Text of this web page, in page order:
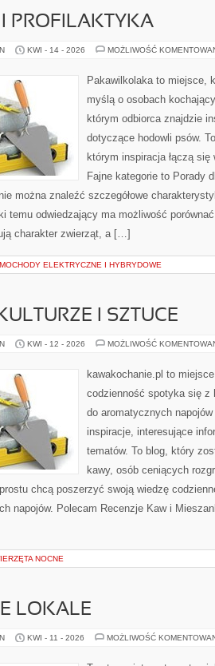
PROFILAKTYKA
KWI - 14 - 2026 MOŻLIWOŚĆ
Pakawilkolaka to miejsce,
myślą o osobach
którym odbiorca znajdzie
dotyczące hodowli psów.
którym inspiracja łączą
Fajne kategorie to Porady
można znaleźć szczegółowe
temu odwiedzający ma możliwość
charakter zwierząt, a […]
ELEKTRYCZNE I HYBRYDOWE
I SZTUCE
KWI - 12 - 2026 MOŻLIWOŚĆ
kawakochanie.pl to
codzienność spotyka się z
do aromatycznych
inspiracje, interesujące
tematów. To blog, który
kawy, osób ceniących
chcą poszerzyć swoją wiedzę
napojów. Polecam Recenzje Kaw i
NOCNE
LOKALE
KWI - 11 - 2026 MOŻLIWOŚĆ